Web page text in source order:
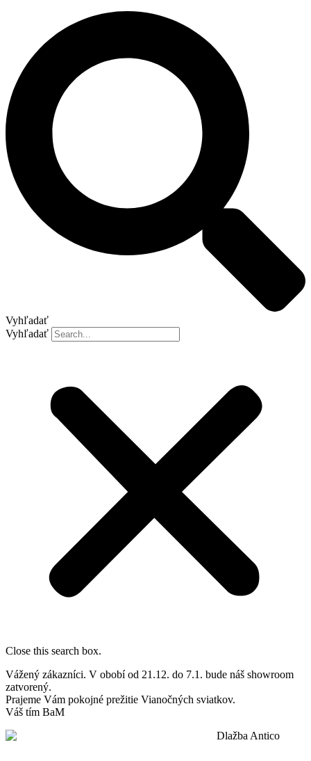
Vyhľadať
Vyhľadať
Close this search box.
Vážený zákazníci. V obobí od 21.12. do 7.1. bude náš showroom
zatvorený.
Prajeme Vám pokojné prežitie Vianočných sviatkov.
Váš tím BaM